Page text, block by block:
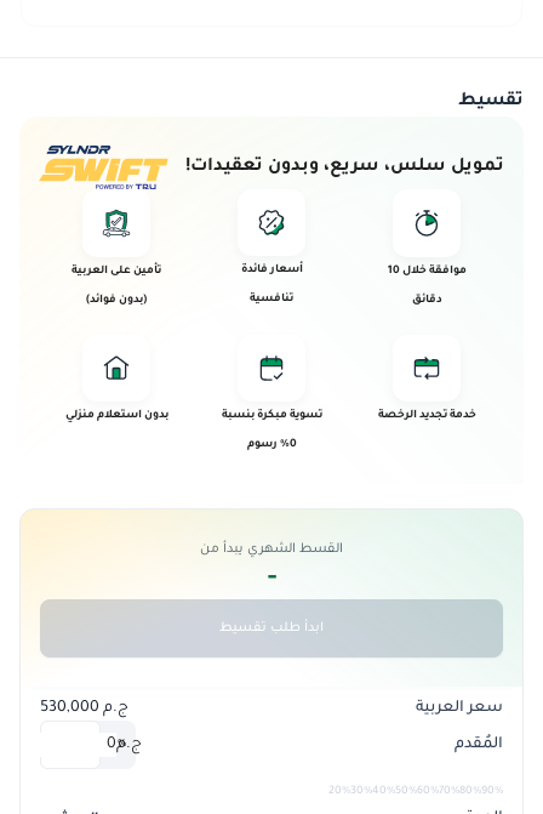
تقسيط
تمويل سلس، سريع، وبدون تعقيدات!
موافقة خلال 10
دقائق
أسعار فائدة
تنافسية
تأمين على العربية
(بدون فوائد)
خدمة تجديد الرخصة تسوية مبكرة بنسبة
0% رسوم
بدون استعلام منزلي
القسط الشهري يبدأ من
-
ابدأ طلب تقسيط
سعر العربية ج.م 530,000
المُقدم 0%
ج.م
20% 30%40% 50%60%70%80%90%